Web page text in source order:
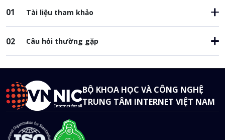
01 Tài liệu tham khảo
02 Câu hỏi thường gặp
BỘ KHOA HỌC VÀ CÔNG NGHỆ
TRUNG TÂM INTERNET VIỆT NAM